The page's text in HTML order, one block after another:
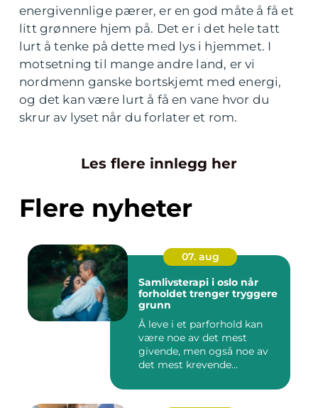
energivennlige pærer, er en god måte å få et
litt grønnere hjem på. Det er i det hele tatt
lurt å tenke på dette med lys i hjemmet. I
motsetning til mange andre land, er vi
nordmenn ganske bortskjemt med energi,
og det kan være lurt å få en vane hvor du
skrur av lyset når du forlater et rom.
Les flere innlegg her
Flere nyheter
07. aug
Samlivsterapi i oslo når
forholdet trenger tryggere
grunn
Å leve i et parforhold kan
være noe av det mest
givende, men også noe av
det mest krevende